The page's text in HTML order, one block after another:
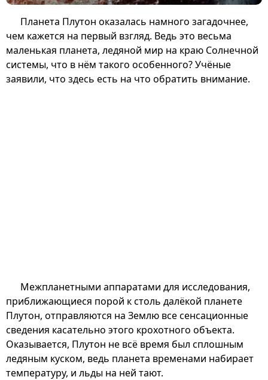
Планета Плутон оказалась намного загадочнее,
чем кажется на первый взгляд. Ведь это весьма
маленькая планета, ледяной мир на краю Солнечной
системы, что в нём такого особенного? Учёные
заявили, что здесь есть на что обратить внимание.
Межпланетными аппаратами для исследования,
приближающиеся порой к столь далёкой планете
Плутон, отправляются на Землю все сенсационные
сведения касательно этого крохотного объекта.
Оказывается, Плутон не всё время был сплошным
ледяным куском, ведь планета временами набирает
температуру, и льды на ней тают.